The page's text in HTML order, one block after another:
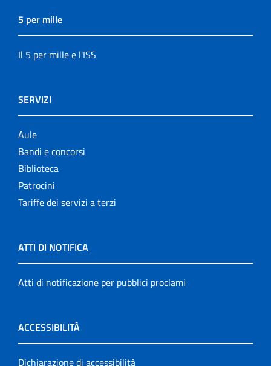
5 per mille
Il 5 per mille e l'ISS
SERVIZI
Aule
Bandi e concorsi
Biblioteca
Patrocini
Tariffe dei servizi a terzi
ATTI DI NOTIFICA
Atti di notificazione per pubblici proclami
ACCESSIBILITÀ
Dichiarazione di accessibilità